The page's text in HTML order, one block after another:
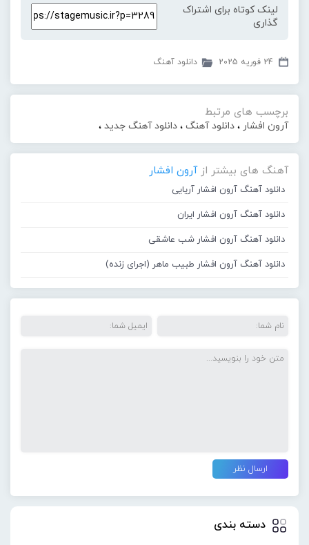
لینک کوتاه برای اشتراک
گذاری
24 فوریه 2025 دانلود آهنگ
برچسب های مرتبط
آرون افشار ، دانلود آهنگ ، دانلود آهنگ جدید ،
آهنگ های بیشتر ازآرون افشار
دانلود آهنگ آرون افشار آریایی
دانلود آهنگ آرون افشار ایران
دانلود آهنگ آرون افشار شب عاشقی
دانلود آهنگ آرون افشار طبیب ماهر (اجرای زنده)
دسته بندی